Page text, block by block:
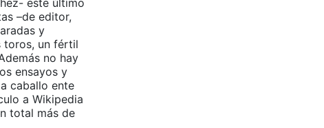
este último
–de editor,
y
toros, un fértil
no hay
ensayos y
caballo ente
a Wikipedia
total más de